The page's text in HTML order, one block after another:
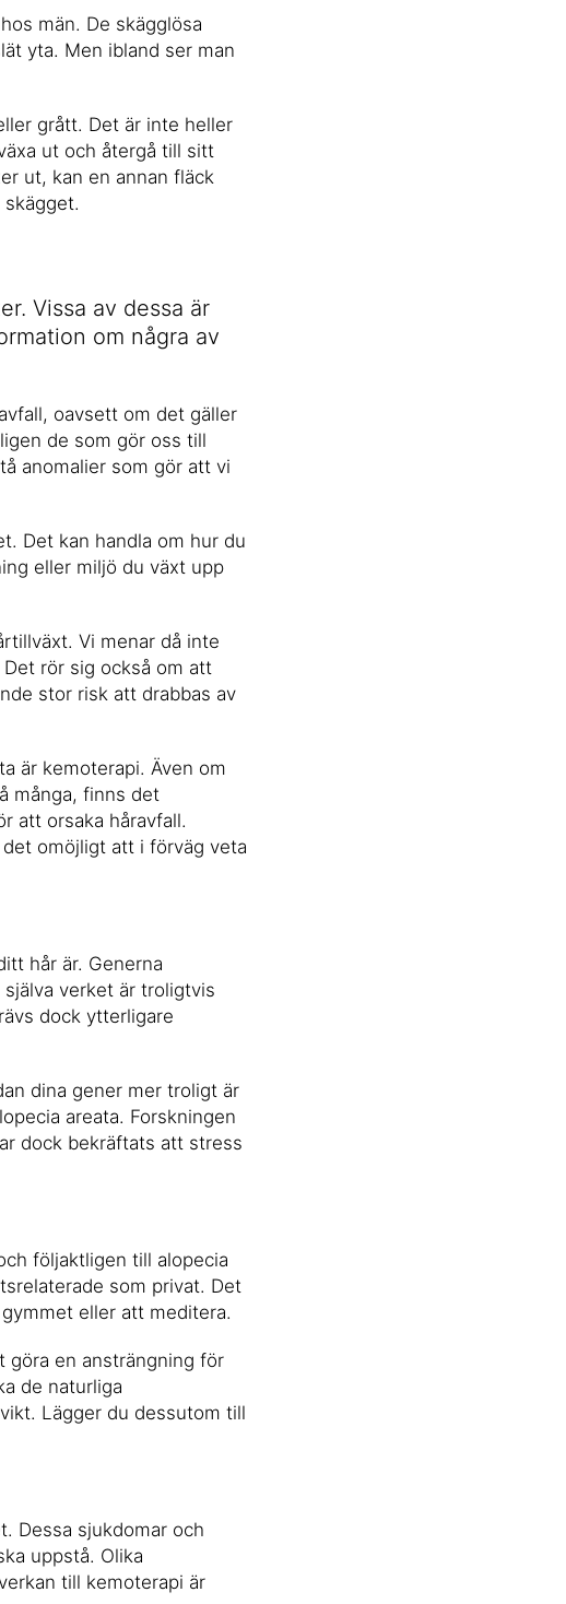
män. De skägglösa
yta. Men ibland ser man
grått. Det är inte heller
ut och återgå till sitt
ut, kan en annan fläck
Vissa av dessa är
om några av
oavsett om det gäller
de som gör oss till
anomalier som gör att vi
Det kan handla om hur du
eller miljö du växt upp
Vi menar då inte
rör sig också om att
stor risk att drabbas av
är kemoterapi. Även om
många, finns det
att orsaka håravfall.
omöjligt att i förväg veta
hår är. Generna
verket är troligtvis
dock ytterligare
dina gener mer troligt är
areata. Forskningen
dock bekräftats att stress
följaktligen till alopecia
som privat. Det
eller att meditera.
göra en ansträngning för
de naturliga
Lägger du dessutom till
Dessa sjukdomar och
uppstå. Olika
till kemoterapi är